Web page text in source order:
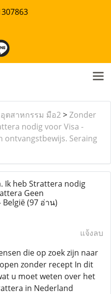
ตสาหกรรม มือ2>Zonder
nodig voor Visa -
ontvangstbewijs. Seraing
Ik heb Strattera nodig
Geen
(97 อ่าน)
แจ้งลบ
die op zoek zijn naar
zonder recept In dit
u moet weten over het
in Nederland